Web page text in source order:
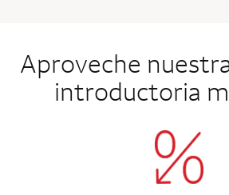
Aproveche
introductoria